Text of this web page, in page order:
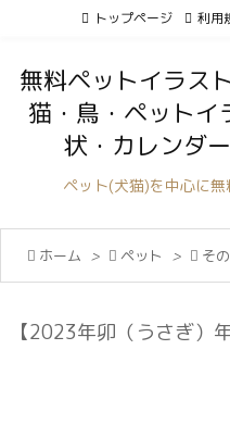
トップページ 利用
無料ペットイラス
猫・鳥・ペットイ
状・カレンダ
ペット(犬猫)を中心に無
 ホーム >  ペット >  そ
【2023年卯（うさぎ）